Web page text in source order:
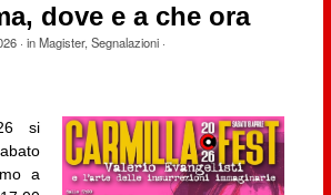
dove e a che ora
· inMagister, Segnalazioni·
si
a